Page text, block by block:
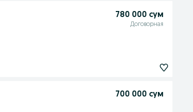
780 000 сум
Договорная
700 000 сум